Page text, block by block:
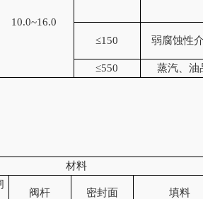
10.0~16.0
≤150
弱腐蚀性
≤550 蒸汽、油
材料
阀杆 密封面 填料